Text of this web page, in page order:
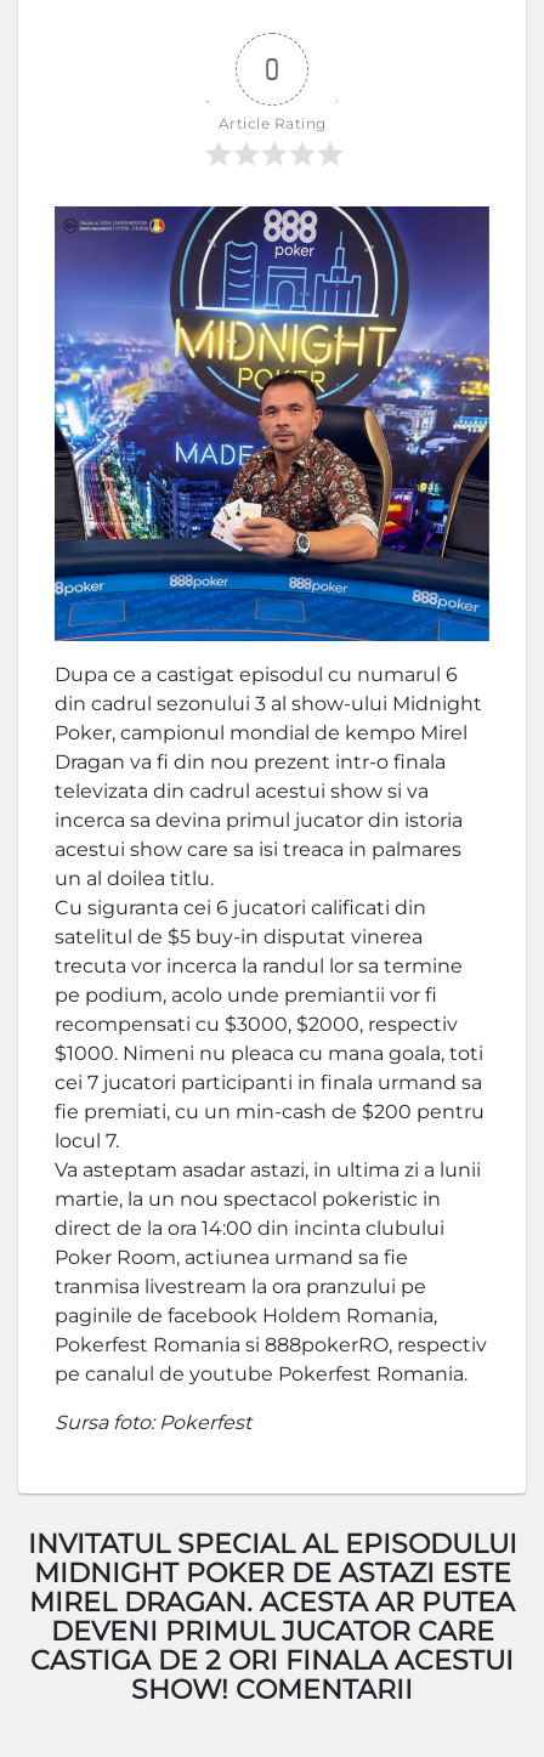
0
Article Rating
Dupa ce a castigat episodul cu numarul 6
din cadrul sezonului 3 al show-ului Midnight
Poker, campionul mondial de kempo Mirel
Dragan va fi din nou prezent intr-o finala
televizata din cadrul acestui show si va
incerca sa devina primul jucator din istoria
acestui show care sa isi treaca in palmares
un al doilea titlu.
Cu siguranta cei 6 jucatori calificati din
satelitul de $5 buy-in disputat vinerea
trecuta vor incerca la randul lor sa termine
pe podium, acolo unde premiantii vor fi
recompensati cu $3000, $2000, respectiv
$1000. Nimeni nu pleaca cu mana goala, toti
cei 7 jucatori participanti in finala urmand sa
fie premiati, cu un min-cash de $200 pentru
locul 7.
Va asteptam asadar astazi, in ultima zi a lunii
martie, la un nou spectacol pokeristic in
direct de la ora 14:00 din incinta clubului
Poker Room, actiunea urmand sa fie
tranmisa livestream la ora pranzului pe
paginile de facebook Holdem Romania,
Pokerfest Romania si 888pokerRO, respectiv
pe canalul de youtube Pokerfest Romania.
Sursa foto: Pokerfest
INVITATUL SPECIAL AL EPISODULUI
MIDNIGHT POKER DE ASTAZI ESTE
MIREL DRAGAN. ACESTA AR PUTEA
DEVENI PRIMUL JUCATOR CARE
CASTIGA DE 2 ORI FINALA ACESTUI
SHOW! COMENTARII